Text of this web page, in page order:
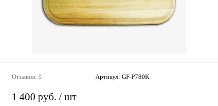
Отзывов: 0 Артикул: GF-P780K
1 400 руб. / шт